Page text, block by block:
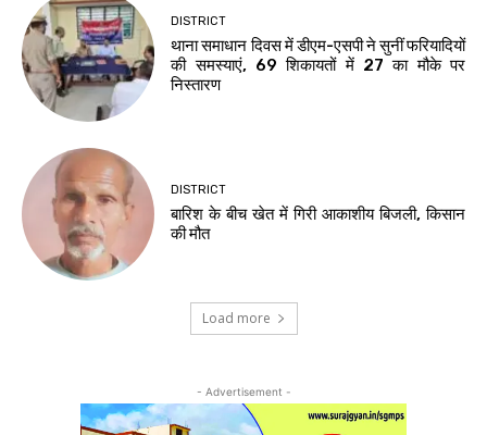
DISTRICT
थाना समाधान दिवस में डीएम-एसपी ने सुनीं फरियादियों
की समस्याएं, 69 शिकायतों में 27 का मौके पर
निस्तारण
DISTRICT
बारिश के बीच खेत में गिरी आकाशीय बिजली, किसान
की मौत
Load more
- Advertisement -